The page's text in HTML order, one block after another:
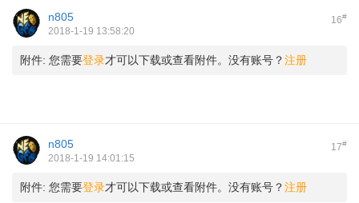
16#
n805
2018-1-19 13:58:20
附件: 您需要登录才可以下载或查看附件。没有账号？注册
17#
n805
2018-1-19 14:01:15
附件: 您需要登录才可以下载或查看附件。没有账号？注册